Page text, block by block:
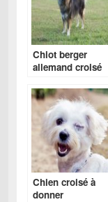
Chiot berger
allemand croisé
Chien croisé à
donner